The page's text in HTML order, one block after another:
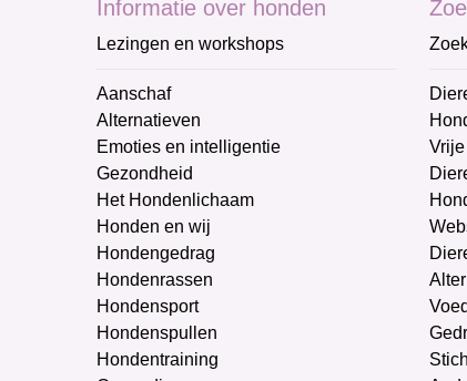
Informatie over honden
Lezingen en workshops
Aanschaf
Alternatieven
Emoties en intelligentie
Gezondheid
Het Hondenlichaam
Honden en wij
Hondengedrag
Hondenrassen
Hondensport
Hondenspullen
Hondentraining
Vrije